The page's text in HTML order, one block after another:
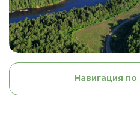
Навигация по